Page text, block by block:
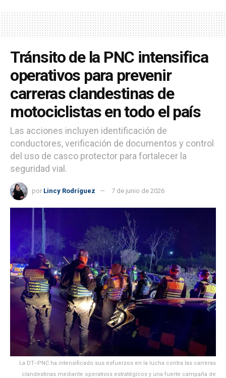
Tránsito de la PNC intensifica
operativos para prevenir
carreras clandestinas de
motociclistas en todo el país
Las acciones incluyen identificación de
conductores, verificación de documentos y control
del uso de casco protector para fortalecer la
seguridad vial.
por Lincy Rodríguez 7 de junio de 2026
La DT–PNC ha intensificado sus esfuerzos en la lucha contra las carreras
clandestinas mediante operativos estratégicos y una fuerte campaña de